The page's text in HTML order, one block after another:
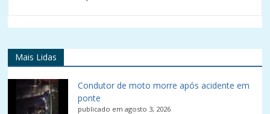
Mais Lidas
Condutor de moto morre após acidente em
ponte
publicado em agosto 3, 2026